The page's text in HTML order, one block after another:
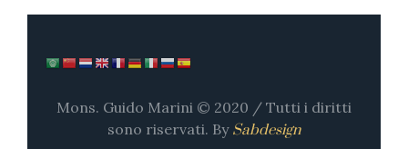
Mons. Guido Marini © 2020 / Tutti i diritti
sono riservati. By Sabdesign